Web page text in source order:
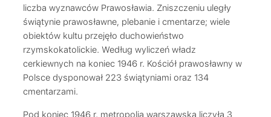
liczba wyznawców Prawosławia. Zniszczeniu uległy
świątynie prawosławne, plebanie i cmentarze; wiele
obiektów kultu przejęło duchowieństwo
rzymskokatolickie. Według wyliczeń władz
cerkiewnych na koniec 1946 r. Kościół prawosławny w
Polsce dysponował 223 świątyniami oraz 134
cmentarzami.
Pod koniec 1946 r. metropolia warszawska liczyła 3